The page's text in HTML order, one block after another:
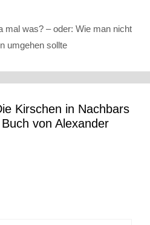
mal was? – oder: Wie man nicht
umgehen sollte
Kirschen in Nachbars
von Alexander